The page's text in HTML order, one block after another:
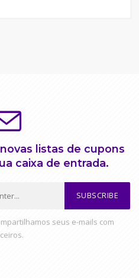
listas de cupons
caixa de entrada.
SUBSCRIBE
seus e-mails com